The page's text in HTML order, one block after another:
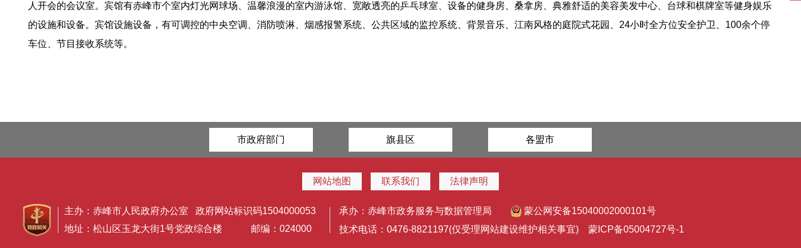
人开会的会议室。宾馆有赤峰市个室内灯光网球场、温馨浪漫的室内游泳馆、宽敞透亮的乒乓球室、设备的健身房、桑拿房、典雅舒适的美容美发中心、台球和棋牌室等健身娱乐
的设施和设备。宾馆设施设备，有可调控的中央空调、消防喷淋、烟感报警系统、公共区域的监控系统、背景音乐、江南风格的庭院式花园、24小时全方位安全护卫、100余个停
车位、节目接收系统等。
市政府部门 旗县区 各盟市
网站地图 联系我们 法律声明
主办：赤峰市人民政府办公室 政府网站标识码1504000053
地址：松山区玉龙大街1号党政综合楼 邮编：024000
承办：赤峰市政务服务与数据管理局
蒙公网安备15040002000101号
技术电话：0476-8821197(仅受理网站建设维护相关事宜) 蒙ICP备05004727号-1